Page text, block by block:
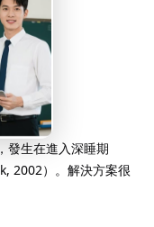
累？
發生在進入深睡期
2002）。解決方案很